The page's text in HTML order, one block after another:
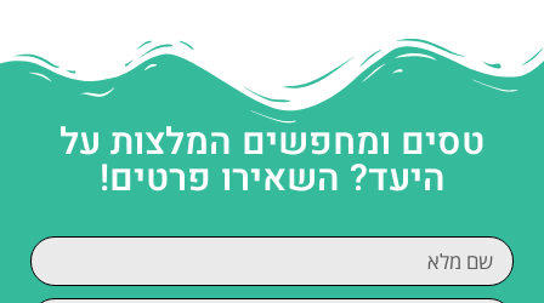
טסים ומחפשים המלצות על
היעד? השאירו פרטים!